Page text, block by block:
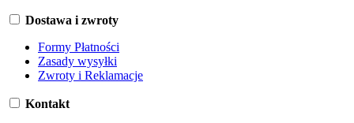
Dostawa i zwroty
Formy Płatności
Zasady wysyłki
Zwroty i Reklamacje
Kontakt